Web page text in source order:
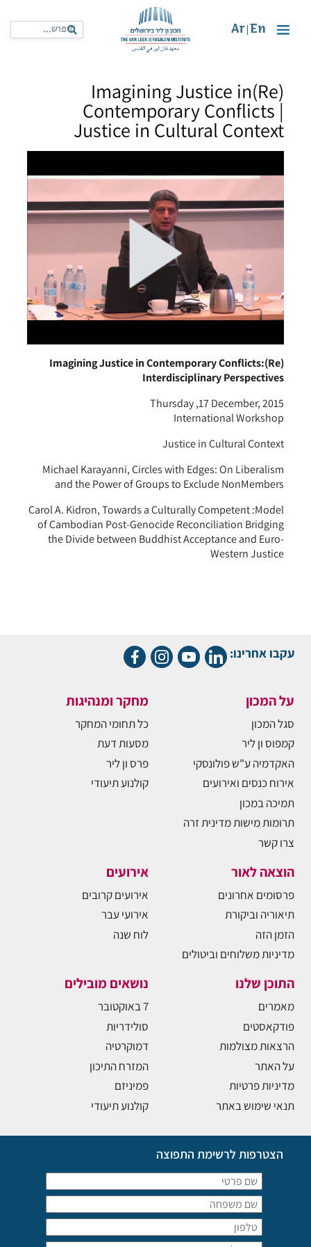
En
Ar
(Re)Imagining Justice in
Contemporary Conflicts |
Justice in Cultural Context
(Re)Imagining Justice in Contemporary Conflicts:
Interdisciplinary Perspectives
Thursday ,17 December, 2015
International Workshop
Justice in Cultural Context
Michael Karayanni, Circles with Edges: On Liberalism
and the Power of Groups to Exclude NonMembers
Carol A. Kidron, Towards a Culturally Competent :Model
of Cambodian Post-Genocide Reconciliation Bridging
the Divide between Buddhist Acceptance and Euro-
Western Justice
עקבו אחרינו:
על המכון
סגל המכון
קמפוס ון ליר
האקדמיה ע"ש פולונסקי
אירוח כנסים ואירועים
תמיכה במכון
תרומות מישות מדינית זרה
צרו קשר
מחקר ומנהיגות
כל תחומי המחקר
מסעות דעת
פרס ון ליר
קולנוע תיעודי
הוצאה לאור
פרסומים אחרונים
תיאוריה וביקורת
הזמן הזה
מדיניות משלוחים וביטולים
אירועים
אירועים קרובים
אירועי עבר
לוח שנה
התוכן שלנו
מאמרים
פודקאסטים
הרצאות מצולמות
על האתר
מדיניות פרטיות
תנאי שימוש באתר
נושאים מובילים
7 באוקטובר
סולידריות
דמוקרטיה
המזרח התיכון
פמיניזם
קולנוע תיעודי
הצטרפות לרשימת התפוצה